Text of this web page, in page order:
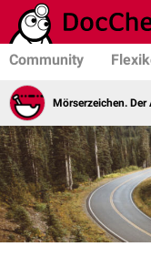
Community
Mörserzeichen.